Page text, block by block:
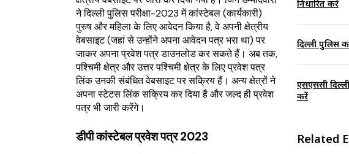
ने दिल्ली पुलिस परीक्षा-2023 में कांस्टेबल (कार्यकारी)
पुरुष और महिला के लिए आवेदन किया है, वे अपनी क्षेत्रीय
वेबसाइट (जहां से उन्होंने अपना आवेदन पत्र भरा था) पर
जाकर अपना प्रवेश पत्र डाउनलोड कर सकते हैं। अब तक,
पश्चिमी क्षेत्र और उत्तर पश्चिमी क्षेत्र के लिए प्रवेश पत्र
लिंक उनकी संबंधित वेबसाइट पर सक्रिय हैं। अन्य क्षेत्रों ने
अपना स्टेटस लिंक सक्रिय कर दिया है और जल्द ही प्रवेश
पत्र भी जारी करेंगे।
डीपी कांस्टेबल प्रवेश पत्र 2023
निर्धारित करें
दिल्ली पुलिस
एसएससी
करें
Related